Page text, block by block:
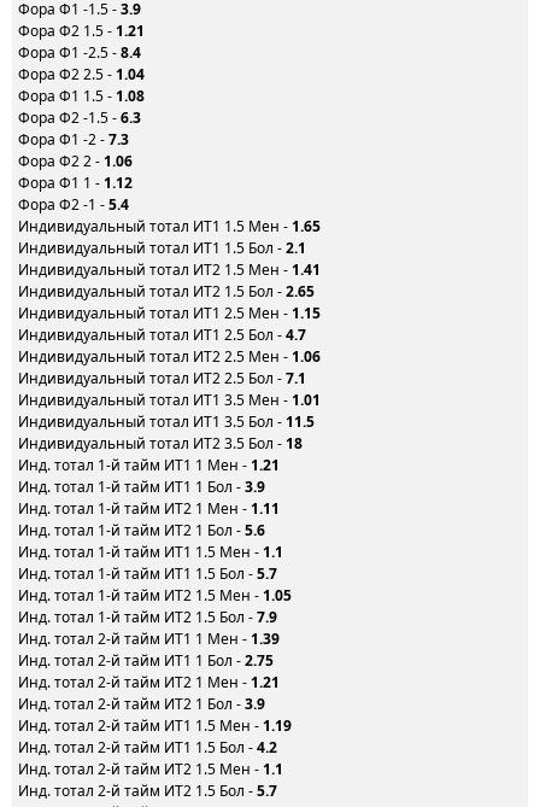
Фора Ф1 -1.5 -3.9
Фора Ф2 1.5 - 1.21
Фора Ф1 -2.5 -8.4
Фора Ф2 2.5 - 1.04
Фора Ф1 1.5 - 1.08
Фора Ф2 -1.5 -6.3
Фора Ф1 -2 -7.3
Фора Ф2 2 - 1.06
Фора Ф1 1 - 1.12
Фора Ф2 -1 -5.4
Индивидуальный тотал ИТ1 1.5 Мен - 1.65
Индивидуальный тотал ИТ1 1.5 Бол -2.1
Индивидуальный тотал ИТ2 1.5 Мен - 1.41
Индивидуальный тотал ИТ2 1.5 Бол -2.65
Индивидуальный тотал ИТ1 2.5 Мен - 1.15
Индивидуальный тотал ИТ1 2.5 Бол -4.7
Индивидуальный тотал ИТ2 2.5 Мен - 1.06
Индивидуальный тотал ИТ2 2.5 Бол -7.1
Индивидуальный тотал ИТ1 3.5 Мен - 1.01
Индивидуальный тотал ИТ1 3.5 Бол - 11.5
Индивидуальный тотал ИТ2 3.5 Бол - 18
Инд. тотал 1-й тайм ИТ1 1 Мен - 1.21
Инд. тотал 1-й тайм ИТ1 1 Бол -3.9
Инд. тотал 1-й тайм ИТ2 1 Мен - 1.11
Инд. тотал 1-й тайм ИТ2 1 Бол -5.6
Инд. тотал 1-й тайм ИТ1 1.5 Мен - 1.1
Инд. тотал 1-й тайм ИТ1 1.5 Бол -5.7
Инд. тотал 1-й тайм ИТ2 1.5 Мен - 1.05
Инд. тотал 1-й тайм ИТ2 1.5 Бол -7.9
Инд. тотал 2-й тайм ИТ1 1 Мен - 1.39
Инд. тотал 2-й тайм ИТ1 1 Бол -2.75
Инд. тотал 2-й тайм ИТ2 1 Мен - 1.21
Инд. тотал 2-й тайм ИТ2 1 Бол -3.9
Инд. тотал 2-й тайм ИТ1 1.5 Мен - 1.19
Инд. тотал 2-й тайм ИТ1 1.5 Бол -4.2
Инд. тотал 2-й тайм ИТ2 1.5 Мен - 1.1
Инд. тотал 2-й тайм ИТ2 1.5 Бол -5.7